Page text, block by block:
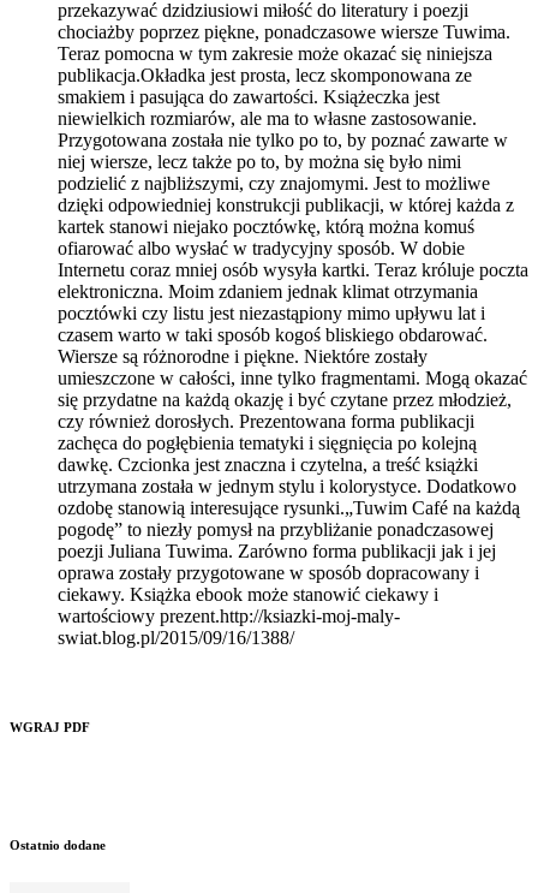
przekazywać dzidziusiowi miłość do literatury i poezji
chociażby poprzez piękne, ponadczasowe wiersze Tuwima.
Teraz pomocna w tym zakresie może okazać się niniejsza
publikacja.Okładka jest prosta, lecz skomponowana ze
smakiem i pasująca do zawartości. Książeczka jest
niewielkich rozmiarów, ale ma to własne zastosowanie.
Przygotowana została nie tylko po to, by poznać zawarte w
niej wiersze, lecz także po to, by można się było nimi
podzielić z najbliższymi, czy znajomymi. Jest to możliwe
dzięki odpowiedniej konstrukcji publikacji, w której każda z
kartek stanowi niejako pocztówkę, którą można komuś
ofiarować albo wysłać w tradycyjny sposób. W dobie
Internetu coraz mniej osób wysyła kartki. Teraz króluje poczta
elektroniczna. Moim zdaniem jednak klimat otrzymania
pocztówki czy listu jest niezastąpiony mimo upływu lat i
czasem warto w taki sposób kogoś bliskiego obdarować.
Wiersze są różnorodne i piękne. Niektóre zostały
umieszczone w całości, inne tylko fragmentami. Mogą okazać
się przydatne na każdą okazję i być czytane przez młodzież,
czy również dorosłych. Prezentowana forma publikacji
zachęca do pogłębienia tematyki i sięgnięcia po kolejną
dawkę. Czcionka jest znaczna i czytelna, a treść książki
utrzymana została w jednym stylu i kolorystyce. Dodatkowo
ozdobę stanowią interesujące rysunki.„Tuwim Café na każdą
pogodę” to niezły pomysł na przybliżanie ponadczasowej
poezji Juliana Tuwima. Zarówno forma publikacji jak i jej
oprawa zostały przygotowane w sposób dopracowany i
ciekawy. Książka ebook może stanowić ciekawy i
wartościowy prezent.http://ksiazki-moj-maly-
swiat.blog.pl/2015/09/16/1388/
WGRAJ PDF
Ostatnio dodane